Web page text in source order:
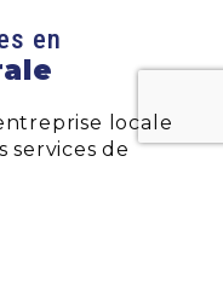
en
locale
services de